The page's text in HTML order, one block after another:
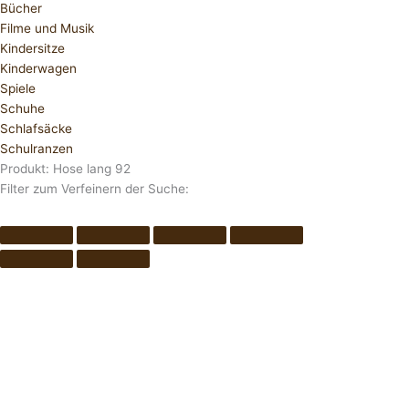
Bücher
Filme und Musik
Kindersitze
Kinderwagen
Spiele
Schuhe
Schlafsäcke
Schulranzen
Produkt: Hose lang 92
Filter zum Verfeinern der Suche: